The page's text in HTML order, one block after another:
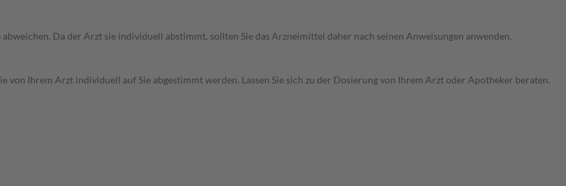
Da der Arzt sie individuell abstimmt, sollten Sie das Arzneimittel daher nach seinen Anweisungen anwenden.
Ihrem Arzt individuell auf Sie abgestimmt werden. Lassen Sie sich zu der Dosierung von Ihrem Arzt oder Apotheker beraten.